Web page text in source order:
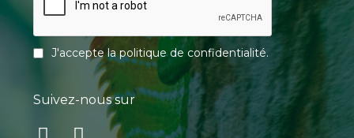
J'accepte lapolitique de confidentialité.
Suivez-nous sur